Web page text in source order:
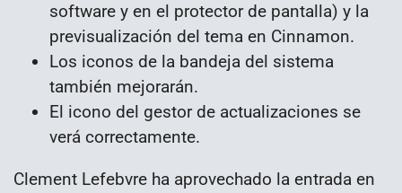
software y en el protector de pantalla) y la
previsualización del tema en Cinnamon.
Los iconos de la bandeja del sistema
también mejorarán.
El icono del gestor de actualizaciones se
verá correctamente.
Clement Lefebvre ha aprovechado la entrada en